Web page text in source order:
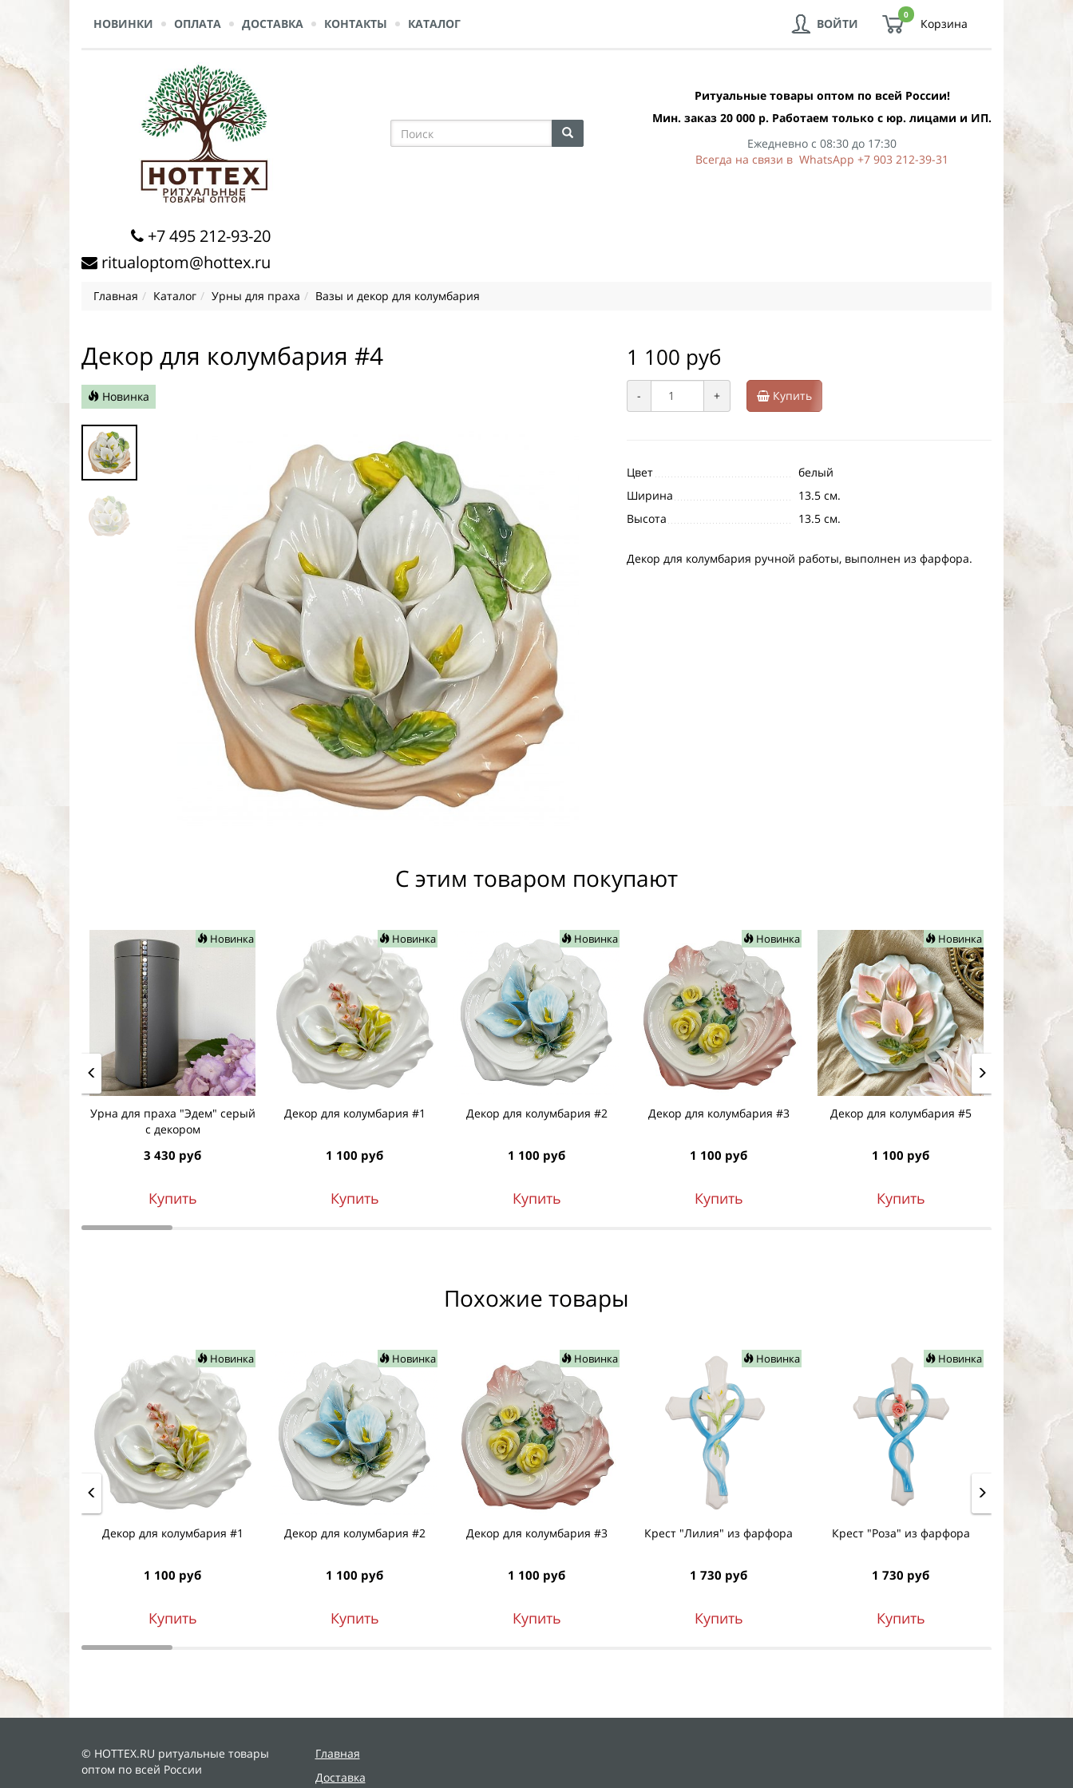
НОВИНКИ ОПЛАТА ДОСТАВКА КОНТАКТЫ КАТАЛОГ
0
Корзина
ВОЙТИ
Ритуальные товары оптом по всей России!
Мин. заказ 20 000 р. Работаем только с юр. лицами и ИП.
Ежедневно с 08:30 до 17:30
Всегда на связи в WhatsApp +7 903 212-39-31
+7 495 212-93-20
ritualoptom@hottex.ru
Главная Каталог Урны для праха Вазы и декор для колумбария
Декор для колумбария #4
Новинка
1 100 руб
- + Купить
Цвет
белый
Ширина
13.5 см.
Высота
13.5 см.
Декор для колумбария ручной работы, выполнен из фарфора.
С этим товаром покупают
Новинка
Урна для праха "Эдем" серый
с декором
3 430 руб
Купить
Новинка
Декор для колумбария #1
1 100 руб
Купить
Новинка
Декор для колумбария #2
1 100 руб
Купить
Новинка
Декор для колумбария #3
1 100 руб
Купить
Новинка
Декор для колумбария #5
1 100 руб
Купить
Крест
1
Похожие товары
Новинка
Декор для колумбария #1
1 100 руб
Купить
Новинка
Декор для колумбария #2
1 100 руб
Купить
Новинка
Декор для колумбария #3
1 100 руб
Купить
Новинка
Крест "Лилия" из фарфора
1 730 руб
Купить
Новинка
Крест "Роза" из фарфора
1 730 руб
Купить
Полуваза
© HOTTEX.RU ритуальные товары
оптом по всей России
Главная
Доставка